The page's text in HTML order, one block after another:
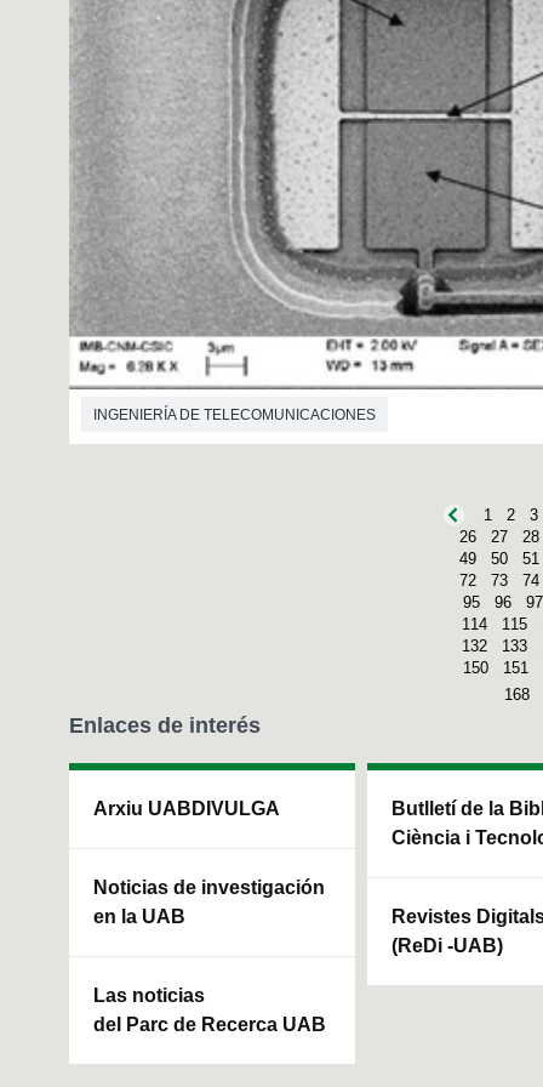
INGENIERÍA DE TELECOMUNICACIONES
1 2
3
26
27
28
49
50
51
72
73
74
95
96
97
114
115
132
133
150
151
168
Enlaces de interés
Arxiu UABDIVULGA
Noticias de investigación
en la UAB
Las noticias
del Parc de Recerca UAB
Butlletí de la
Ciència i
Revistes
(ReDi -UAB)